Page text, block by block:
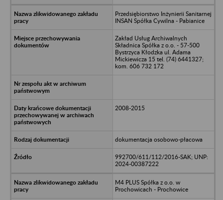
Przedsiębiorstwo Inżynierii Sanitarnej
INSAN Spółka Cywilna - Pabianice
Zakład Usług Archiwalnych
Składnica Spółka z o.o. - 57-500
Bystrzyca Kłodzka ul. Adama
Mickiewicza 15 tel. (74) 6441327;
kom. 606 732 172
2008-2015
dokumentacja osobowo-płacowa
992700/611/112/2016-SAK; UNP:
2024-00387222
M4 PLUS Spółka z o.o. w
Prochowicach - Prochowice